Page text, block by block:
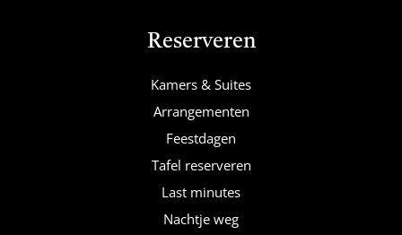
Reserveren
Kamers & Suites
Arrangementen
Feestdagen
Tafel reserveren
Last minutes
Nachtje weg